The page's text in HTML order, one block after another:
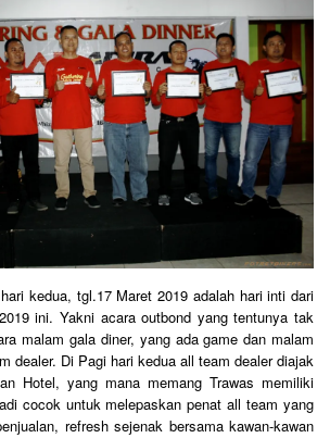
kedua, tgl.17 Maret 2019 adalah hari inti dari
ini. Yakni acara outbond yang tentunya tak
malam gala diner, yang ada game dan malam
dealer. Di Pagi hari kedua all team dealer diajak
Hotel, yang mana memang Trawas memiliki
cocok untuk melepaskan penat all team yang
refresh sejenak bersama kawan-kawan